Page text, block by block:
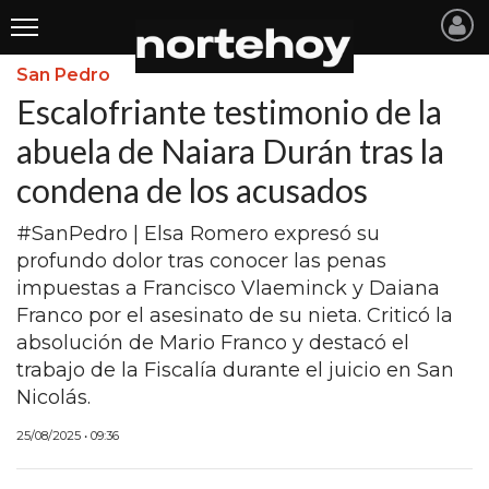
Últimas
Noticias
INICIO
NOTICIAS RECIENTES
SAN NICOLAS
RAMALLO
SAN PEDRO
PROVINCIA
PAIS
San Pedro
Escalofriante testimonio de la
abuela de Naiara Durán tras la
condena de los acusados
#SanPedro | Elsa Romero expresó su
profundo dolor tras conocer las penas
impuestas a Francisco Vlaeminck y Daiana
Franco por el asesinato de su nieta. Criticó la
absolución de Mario Franco y destacó el
trabajo de la Fiscalía durante el juicio en San
Nicolás.
25/08/2025 • 09:36